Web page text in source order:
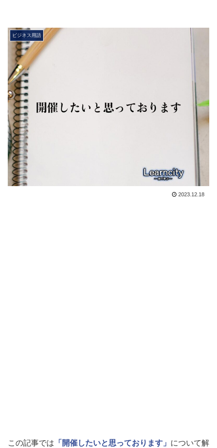
ビジネス用語
2023.12.18
この記事では 「開催したいと思っております」 について解